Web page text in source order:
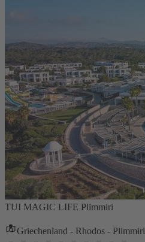
TUI MAGIC LIFE Plimmiri
Griechenland - Rhodos - Plimmiri